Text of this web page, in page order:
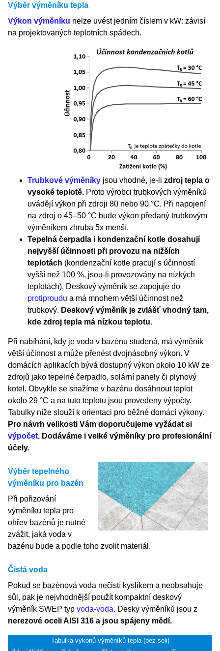
Výběr výměníku tepla
Výkon výměníku nelze uvést jedním číslem v kW: závisí
na projektovaných teplotních spádech.
Trubkové výměníky jsou vhodné, je-li zdroj tepla o
vysoké teplotě. Proto výrobci trubkových výměníků
uvádějí výkon při zdroji 80 nebo 90 °C. Při napojení
na zdroj o 45–50 °C bude výkon předaný trubkovým
výměníkem zhruba 5x menší.
Tepelná čerpadla i kondenzační kotle dosahují
nejvyšší účinnosti při provozu na nižších
teplotách (kondenzační kotle pracují s účinností
vyšší než 100 %, jsou-li provozovány na nízkých
teplotách). Deskový výměník se zapojuje do
protiproudu a má mnohem větší účinnost než
trubkový. Deskový výměník je zvlášť vhodný tam,
kde zdroj tepla má nízkou teplotu.
Při nabíhání, kdy je voda v bazénu studená, má výměník
větší účinnost a může přenést dvojnásobný výkon. V
domácích aplikacích bývá dostupný výkon okolo 10 kW ze
zdrojů jako tepelné čerpadlo, solární panely či plynový
kotel. Obvykle se snažíme v bazénu dosáhnout teplot
okolo 29 °C a na tuto teplotu jsou provedeny výpočty.
Tabulky níže slouží k orientaci pro běžné domácí výkony.
Pro návrh velikosti Vám doporučujeme vyžádat si
výpočet. Dodáváme i velké výměníky pro profesionální
účely.
Výběr tepelného
výměníku pro bazén
Při pořizování
výměníku tepla pro
ohřev bazénů je nutné
zvážit, jaká voda v
bazénu bude a podle toho zvolit materiál.
Čistá voda
Pokud se bazénová voda nečistí kyslíkem a neobsahuje
sůl, pak je nejvhodnější použít kompaktní deskový
výměník SWEP typ voda-voda. Desky výměníků jsou z
nerezové oceli AISI 316 a jsou spájeny mědí.
Tabulka výkonů výměníků tepla (bez soli)